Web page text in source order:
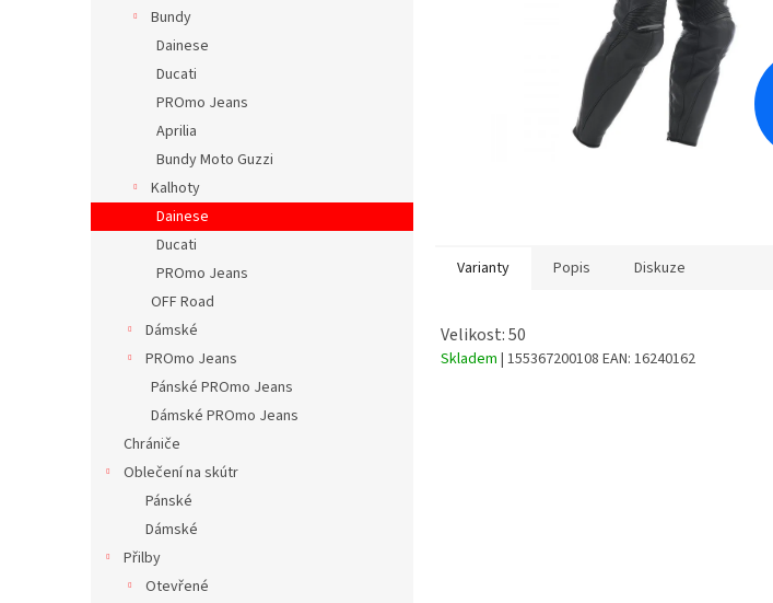
Bundy
Dainese
Ducati
PROmo Jeans
Aprilia
Bundy Moto Guzzi
Kalhoty
Dainese
Ducati
PROmo Jeans
OFF Road
Dámské
PROmo Jeans
Pánské PROmo Jeans
Dámské PROmo Jeans
Chrániče
Oblečení na skútr
Pánské
Dámské
Přilby
Otevřené
Varianty Popis Diskuze
Velikost: 50
Skladem | 155367200108 EAN: 16240162